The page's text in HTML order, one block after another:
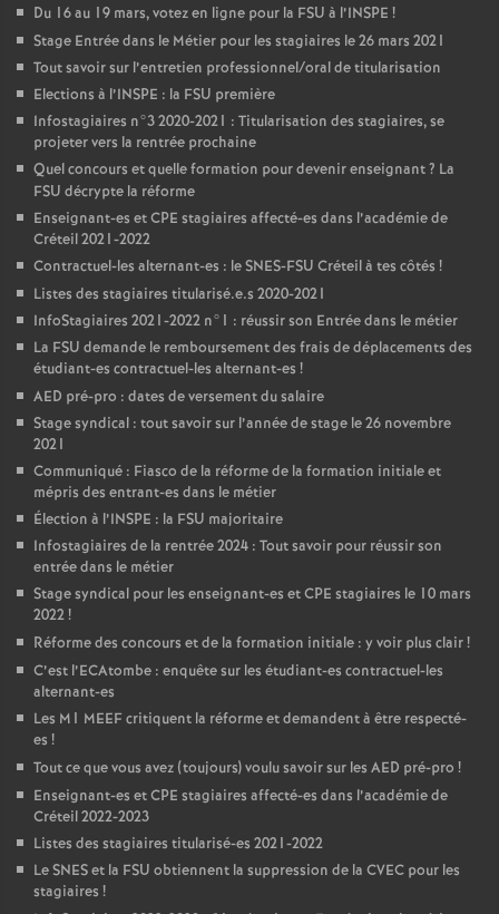
Du 16 au 19 mars, votez en ligne pour la FSU à l’INSPE !
Stage Entrée dans le Métier pour les stagiaires le 26 mars 2021
Tout savoir sur l’entretien professionnel/oral de titularisation
Elections à l’INSPE : la FSU première
Infostagiaires n°3 2020-2021 : Titularisation des stagiaires, se
projeter vers la rentrée prochaine
Quel concours et quelle formation pour devenir enseignant? La
FSU décrypte la réforme
Enseignant-es etCPE stagiaires affecté-es dans l’académie de
Créteil 2021-2022
Contractuel-les alternant-es : leSNES-FSU Créteil à tes côtés !
Listes des stagiaires titularisé.e.s 2020-2021
InfoStagiaires 2021-2022 n°1 : réussir son Entrée dans le métier
La FSU demande le remboursement des frais de déplacements des
étudiant-es contractuel-les alternant-es !
AED pré-pro : dates de versement du salaire
Stage syndical : tout savoir sur l’année de stage le 26 novembre
2021
Communiqué : Fiasco de la réforme de la formation initiale et
mépris des entrant-es dans le métier
Élection à l’INSPE : la FSU majoritaire
Infostagiaires de la rentrée 2024 : Tout savoir pour réussir son
entrée dans le métier
Stage syndical pour les enseignant-es etCPE stagiaires le 10 mars
2022!
Réforme des concours et de la formation initiale : y voir plus clair!
C’est l’ECAtombe : enquête sur les étudiant-es contractuel-les
alternant-es
Les M1 MEEFcritiquent la réforme et demandent à être respecté-
es !
Tout ce que vous avez (toujours) voulu savoir sur les AED pré-pro !
Enseignant-es etCPE stagiaires affecté-es dans l’académie de
Créteil 2022-2023
Listes des stagiaires titularisé-es 2021-2022
LeSNESet la FSU obtiennent la suppression de la CVEC pour les
stagiaires !